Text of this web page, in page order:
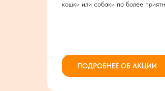
кошки или собаки по более
ПОДРОБНЕЕ ОБ АКЦИИ